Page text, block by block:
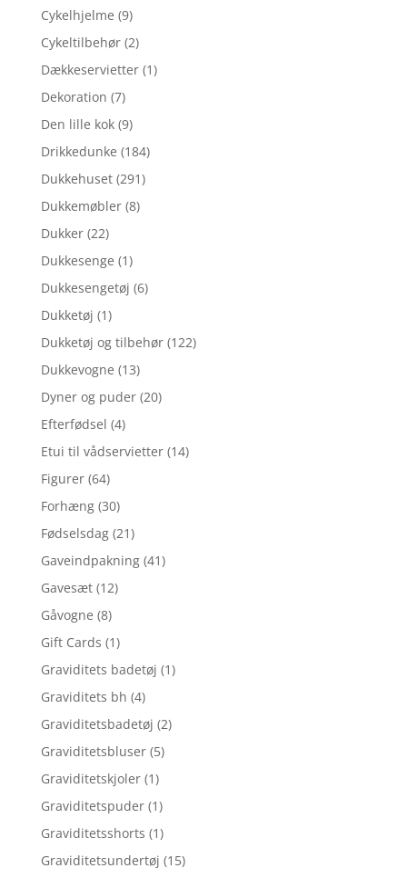
Cykelhjelme (9)
Cykeltilbehør (2)
Dækkeservietter (1)
Dekoration (7)
Den lille kok (9)
Drikkedunke (184)
Dukkehuset (291)
Dukkemøbler (8)
Dukker (22)
Dukkesenge (1)
Dukkesengetøj (6)
Dukketøj (1)
Dukketøj og tilbehør (122)
Dukkevogne (13)
Dyner og puder (20)
Efterfødsel (4)
Etui til vådservietter (14)
Figurer (64)
Forhæng (30)
Fødselsdag (21)
Gaveindpakning (41)
Gavesæt (12)
Gåvogne (8)
Gift Cards (1)
Graviditets badetøj (1)
Graviditets bh (4)
Graviditetsbadetøj (2)
Graviditetsbluser (5)
Graviditetskjoler (1)
Graviditetspuder (1)
Graviditetsshorts (1)
Graviditetsundertøj (15)